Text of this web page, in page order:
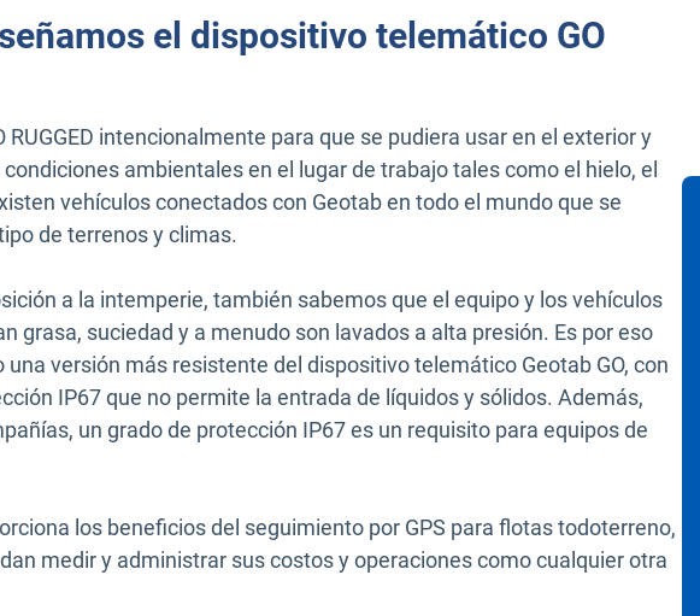
el dispositivo telemático GO
RUGGED intencionalmente para que se pudiera usar en el exterior y
ambientales en el lugar de trabajo tales como el hielo, el
vehículos conectados con Geotab en todo el mundo que se
de terrenos y climas.
a la intemperie, también sabemos que el equipo y los vehículos
grasa, suciedad y a menudo son lavados a alta presión. Es por eso
una versión más resistente del dispositivo telemático Geotab GO, con
IP67 que no permite la entrada de líquidos y sólidos. Además,
un grado de protección IP67 es un requisito para equipos de
los beneficios del seguimiento por GPS para flotas todoterreno,
medir y administrar sus costos y operaciones como cualquier otra